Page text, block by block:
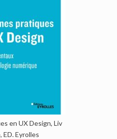
en UX Design, Liv
Eyrolles